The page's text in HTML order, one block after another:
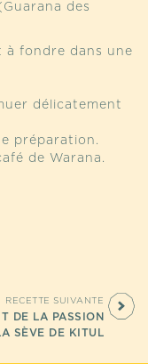
des
à fondre dans une
délicatement
préparation.
de Warana.
RECETTE SUIVANTE
DE LA PASSION
SÈVE DE KITUL